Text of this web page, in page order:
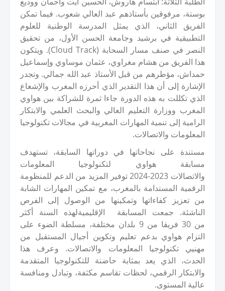
بوستة، مرفوقين بأستاذهم عبد العالي شعوب. فيما تمكن
الفريق الثاني، الذي يمثل المدرسة الوطنية للعلوم
التطبيقية في برشيد وجامعة الحسن الأول، من تحقيق
النصر في صنف مسار السحابة (Cloud Track). ويتكون
هذا الفريق من هشام مغراوي، عثمان موساوي وإسماعيل
حمداش، مؤطرهم من قبل الأستاذ عبد الله جمالي. وتجدر
الإشارة إلى أن هذا التقدير الذي أحرزه المغرب والإشعاع
الذي تكللت به هذه الدورة جاءا ثمرة للشراكة بين هواوي
المغرب ووزارة التعليم العالي والبحث العلمي والابتكار
الرامية إلى تنمية المهارات المغربية في مجالات تكنولوجيا
المعلومات والاتصالات.
مستندة على نجاحاتها في دوراتها السابقة، تستهدف
مسابقة هواوي لتكنولوجيا المعلومات
والاتصالات 2023
-
2024توفير المزيد من الدعم للمنظومة
الرقمية المستدامة بالمغرب، مع تمكين المهارات الشابة
من تعزيز كفاءاتها وتمكينها من الوصول إلى الفرص
الناشئة. جمعت المسابقة
الإقليميةلهذه السنة أكثر
من30 فريقا من9 بلدان مختلفة، مسلطة الضوء على
التزام هواوي بدعم تعليم وتكوين أجيال المستقبل من
مهنيي تكنولوجيا المعلومات والاتصالات. وعرف هذا
الحدث، الذي يعد بمثابة حاضنة للتكنولوجيا المتقدمة
والابتكار الرقمي، لحظات تقاسم مكثفة، وتبادل ومنافسة
عالية المستوى.